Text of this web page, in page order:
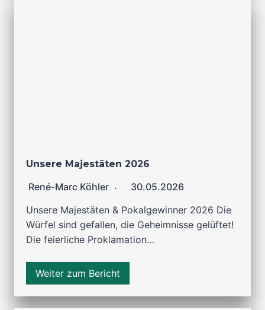
Unsere Majestäten 2026
René-Marc Köhler
30.05.2026
Unsere Majestäten & Pokalgewinner 2026 Die
Würfel sind gefallen, die Geheimnisse gelüftet!
Die feierliche Proklamation…
Weiter zum Bericht